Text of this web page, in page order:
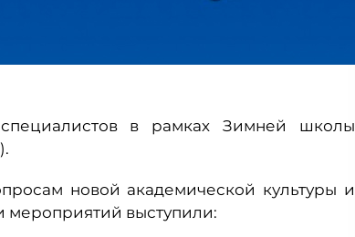
в рамках Зимней школы
новой академической культуры и
мероприятий выступили: